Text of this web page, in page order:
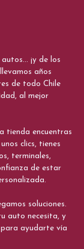
¡y de los
años
de todo Chile
al mejor
tienda encuentras
clics, tienes
terminales,
de estar
soluciones.
auto necesita, y
para ayudarte vía